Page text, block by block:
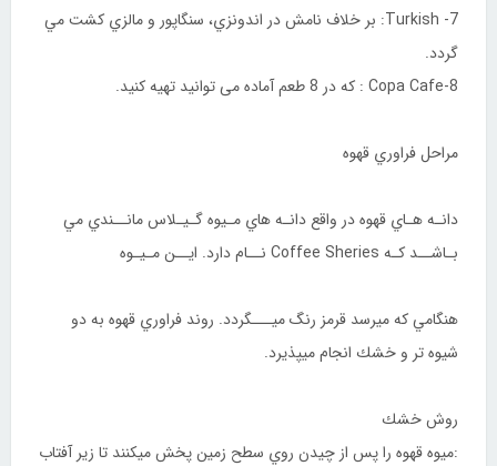
7- Turkish: بر خلاف نامش در اندونزي، سنگاپور و مالزي كشت مي
گردد.
8-Copa Cafe : که در 8 طعم آماده می توانید تهیه کنید.
مراحل فراوري قهوه
دانـه هـاي قهوه در واقع دانـه هاي مـيوه گـيـلاس مانــندي مي
بـاشــد كـه Coffee Sheries نــام دارد. ايــن مـيـوه
هنگامي كه ميرسد قرمز رنگ ميـــگردد. روند فراوري قهوه به دو
شيوه تر و خشك انجام ميپذيرد.
روش خشك
:ميوه قهوه را پس از چيدن روي سطح زمين پخش ميكنند تا زير آفتاب